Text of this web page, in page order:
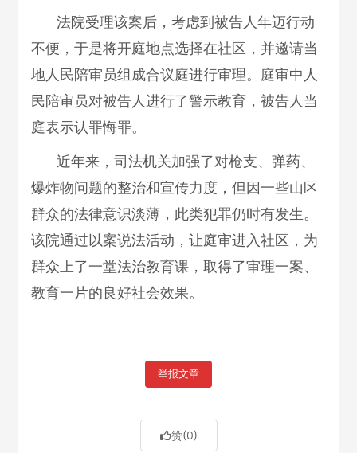
法院受理该案后，考虑到被告人年迈行动
不便，于是将开庭地点选择在社区，并邀请当
地人民陪审员组成合议庭进行审理。庭审中人
民陪审员对被告人进行了警示教育，被告人当
庭表示认罪悔罪。
近年来，司法机关加强了对枪支、弹药、
爆炸物问题的整治和宣传力度，但因一些山区
群众的法律意识淡薄，此类犯罪仍时有发生。
该院通过以案说法活动，让庭审进入社区，为
群众上了一堂法治教育课，取得了审理一案、
教育一片的良好社会效果。
举报文章
赞(0)